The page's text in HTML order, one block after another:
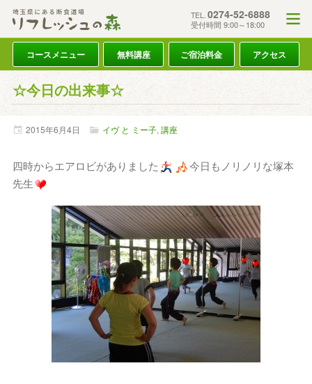
TEL. 0274-52-6888
受付時間 9:00～18:00
コースメニュー 無料講座 ご宿泊料金 アクセス
☆今日の出来事☆
2015年6月4日 イヴ と ミー子, 講座
四時からエアロビがありました
今日もノリノリな塚本
先生